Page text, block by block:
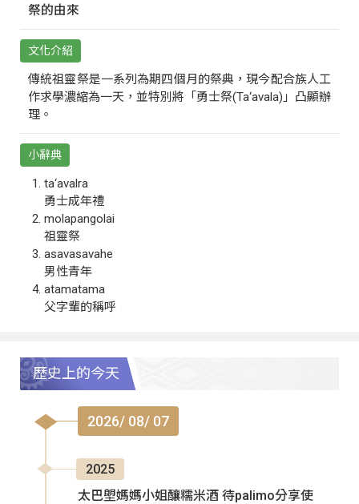
祭的由來
文化介紹
傳統祖靈祭是一系列為期四個月的祭典，現今配合族人工
作求學濃縮為一天，並特別將「勇士祭(Ta‘avala)」凸顯辦
理。
小辭典
ta‘avalra
勇士成年禮
molapangolai
祖靈祭
asavasavahe
男性青年
atamatama
父字輩的稱呼
歷史上的今天
2026/ 08/ 07
2025
太巴塱媽媽小姐釀糯米酒 待palimo分享使